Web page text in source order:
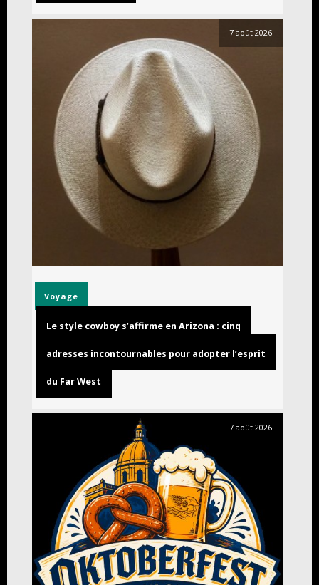
7 août 2026
Voyage
Le style cowboy s’affirme en Arizona : cinq
adresses incontournables pour adopter l’esprit
du Far West
7 août 2026